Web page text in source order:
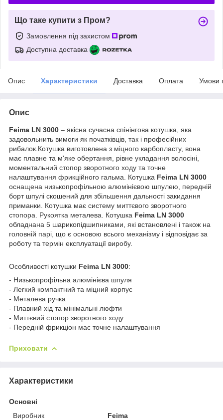
Що таке купити з Пром?
Замовлення під захистом
Доступна доставка
Опис Характеристики Доставка Оплата Умови
Опис
Feima LN 3000 – якісна сучасна спінінгова котушка, яка
задовольнить вимоги як початківців, так і професійних
рибалок.Котушка виготовлена ​​з міцного карбопласту, вона
має плавне та м'яке обертання, рівне укладання волосіні,
моментальний стопор зворотного ходу та точне
налаштування фрикційного гальма. Котушка Feima LN 3000
оснащена низькопрофільною алюмінієвою шпулею, передній
борт шпулі скошений для збільшення дальності закидання
приманки. Котушка має систему миттєвого зворотного
стопора. Рукоятка металева. Котушка Feima LN 3000
обладнана 5 шарикопідшипниками, які встановлені і також на
головній парі, що є основою всього механізму і відповідає за
роботу та термін експлуатації виробу.
Особливості котушки Feima LN 3000:
- Низькопрофільна алюмінієва шпуля
- Легкий компактний та міцний корпус
- Металева ручка
- Плавний хід та мінімальні люфти
- Миттєвий стопор зворотного ходу
- Передній фрикціон має точне налаштування
Приховати
Характеристики
Основні
Виробник
Feima